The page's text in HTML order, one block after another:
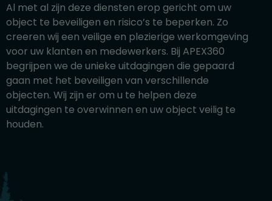
Al met al zijn deze diensten erop gericht om uw
object te beveiligen en risico’s te beperken. Zo
creeren wij een veilige en plezierige werkomgeving
voor uw klanten en medewerkers. Bij APEX360
begrijpen we de unieke uitdagingen die gepaard
gaan met het beveiligen van verschillende
objecten. Wij zijn er om u te helpen deze
uitdagingen te overwinnen en uw object veilig te
houden.